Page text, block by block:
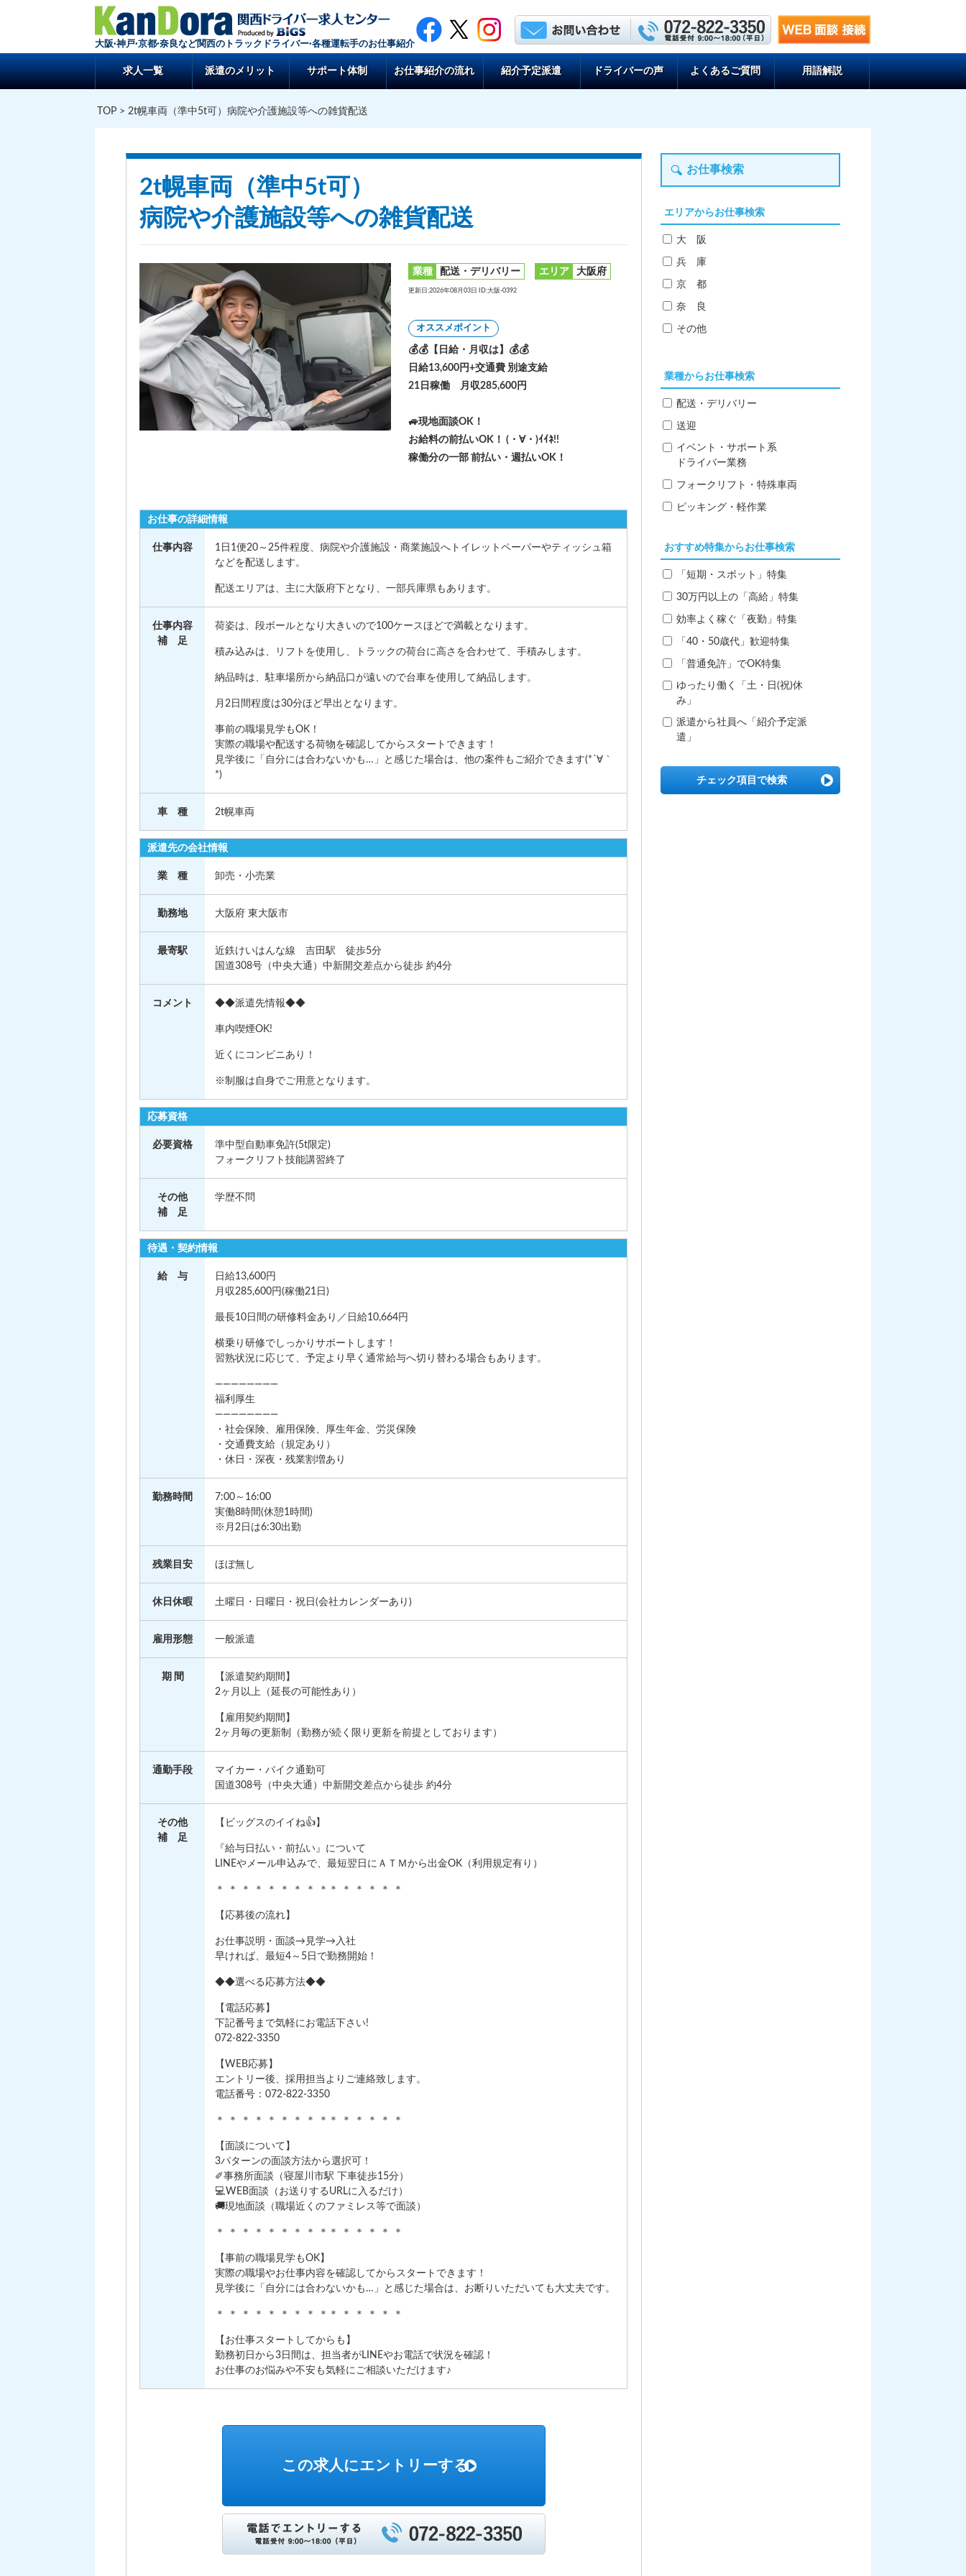
大阪·神戸·京都·奈良など関西のトラックドライバー·各種運転手のお仕事紹介
求人一覧 派遣のメリット サポート体制 お仕事紹介の流れ 紹介予定派遣 ドライバーの声 よくあるご質問 用語解説
TOP> 2t幌車両（準中5t可）病院や介護施設等への雑貨配送
2t幌車両（準中5t可）
病院や介護施設等への雑貨配送
業種 配送・デリバリー エリア 大阪府
更新日:2026年08月03日 ID:大阪-0392
オススメポイント
💰💰【日給・月収は】💰💰
日給13,600円+交通費 別途支給
21日稼働 月収285,600円
🚙現地面談OK！
お給料の前払いOK！ (・∀・)ｲｲﾈ!!
稼働分の一部 前払い・週払いOK！
お仕事の詳細情報
仕事内容
1日1便20～25件程度、病院や介護施設・商業施設へトイレットペーパーやティッシュ箱
などを配送します。
配送エリアは、主に大阪府下となり、一部兵庫県もあります。
仕事内容
補 足
荷姿は、段ボールとなり大きいので100ケースほどで満載となります。
積み込みは、リフトを使用し、トラックの荷台に高さを合わせて、手積みします。
納品時は、駐車場所から納品口が遠いので台車を使用して納品します。
月2日間程度は30分ほど早出となります。
事前の職場見学もOK！
実際の職場や配送する荷物を確認してからスタートできます！
見学後に「自分には合わないかも…」と感じた場合は、他の案件もご紹介できます(*´∀｀
*)
車 種 2t幌車両
派遣先の会社情報
業 種 卸売・小売業
勤務地 大阪府 東大阪市
最寄駅
近鉄けいはんな線 吉田駅 徒歩5分
国道308号（中央大通）中新開交差点から徒歩 約4分
コメント ◆◆派遣先情報◆◆
車内喫煙OK!
近くにコンビニあり！
※制服は自身でご用意となります。
応募資格
必要資格
準中型自動車免許(5t限定)
フォークリフト技能講習終了
その他
補 足
学歴不問
待遇・契約情報
給 与
日給13,600円
月収285,600円(稼働21日)
最長10日間の研修料金あり／日給10,664円
横乗り研修でしっかりサポートします！
習熟状況に応じて、予定より早く通常給与へ切り替わる場合もあります。
————————
福利厚生
————————
・社会保険、雇用保険、厚生年金、労災保険
・交通費支給（規定あり）
・休日・深夜・残業割増あり
勤務時間
7:00～16:00
実働8時間(休憩1時間)
※月2日は6:30出勤
残業目安 ほぼ無し
休日休暇 土曜日・日曜日・祝日(会社カレンダーあり)
雇用形態 一般派遣
期 間
【派遣契約期間】
2ヶ月以上（延長の可能性あり）
【雇用契約期間】
2ヶ月毎の更新制（勤務が続く限り更新を前提としております）
通勤手段
マイカー・バイク通勤可
国道308号（中央大通）中新開交差点から徒歩 約4分
その他
補 足
【ビッグスのイイね👍】
『給与日払い・前払い』について
LINEやメール申込みで、最短翌日にＡＴＭから出金OK（利用規定有り）
＊ ＊ ＊ ＊ ＊ ＊ ＊ ＊ ＊＊ ＊ ＊ ＊ ＊ ＊
【応募後の流れ】
お仕事説明・面談→見学→入社
早ければ、最短4～5日で勤務開始！
◆◆選べる応募方法◆◆
【電話応募】
下記番号まで気軽にお電話下さい!
072-822-3350
【WEB応募】
エントリー後、採用担当よりご連絡致します。
電話番号：072-822-3350
＊ ＊ ＊ ＊ ＊ ＊ ＊ ＊ ＊＊ ＊ ＊ ＊ ＊ ＊
【面談について】
3パターンの面談方法から選択可！
✐事務所面談（寝屋川市駅 下車徒歩15分）
💻WEB面談（お送りするURLに入るだけ）
🚚現地面談（職場近くのファミレス等で面談）
＊ ＊ ＊ ＊ ＊ ＊ ＊ ＊ ＊＊ ＊ ＊ ＊ ＊ ＊
【事前の職場見学もOK】
実際の職場やお仕事内容を確認してからスタートできます！
見学後に「自分には合わないかも…」と感じた場合は、お断りいただいても大丈夫です。
＊ ＊ ＊ ＊ ＊ ＊ ＊ ＊ ＊＊ ＊ ＊ ＊ ＊ ＊
【お仕事スタートしてからも】
勤務初日から3日間は、担当者がLINEやお電話で状況を確認！
お仕事のお悩みや不安も気軽にご相談いただけます♪
この求人にエントリーする
お仕事検索
エリアからお仕事検索
大 阪
兵 庫
京 都
奈 良
その他
業種からお仕事検索
配送・デリバリー
送迎
イベント・サポート系
ドライバー業務
フォークリフト・特殊車両
ピッキング・軽作業
おすすめ特集からお仕事検索
「短期・スポット」特集
30万円以上の「高給」特集
効率よく稼ぐ「夜勤」特集
「40・50歳代」歓迎特集
「普通免許」でOK特集
ゆったり働く「土・日(祝)休
み」
派遣から社員へ「紹介予定派
遣」
チェック項目で検索